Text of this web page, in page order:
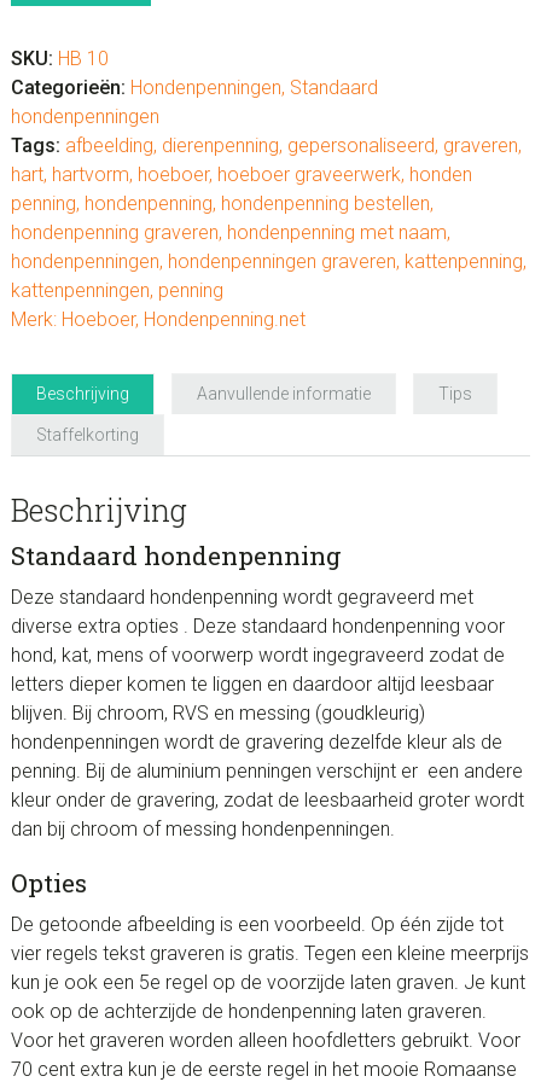
SKU: HB 10
Categorieën: Hondenpenningen, Standaard
hondenpenningen
Tags: afbeelding, dierenpenning, gepersonaliseerd, graveren,
hart, hartvorm, hoeboer, hoeboer graveerwerk, honden
penning, hondenpenning, hondenpenning bestellen,
hondenpenning graveren, hondenpenning met naam,
hondenpenningen, hondenpenningen graveren, kattenpenning,
kattenpenningen, penning
Merk: Hoeboer, Hondenpenning.net
Beschrijving Aanvullende informatie Tips
Staffelkorting
Beschrijving
Standaard hondenpenning
Deze standaard hondenpenning wordt gegraveerd met
diverse extra opties . Deze standaard hondenpenning voor
hond, kat, mens of voorwerp wordt ingegraveerd zodat de
letters dieper komen te liggen en daardoor altijd leesbaar
blijven. Bij chroom, RVS en messing (goudkleurig)
hondenpenningen wordt de gravering dezelfde kleur als de
penning. Bij de aluminium penningen verschijnt er een andere
kleur onder de gravering, zodat de leesbaarheid groter wordt
dan bij chroom of messing hondenpenningen.
Opties
De getoonde afbeelding is een voorbeeld. Op één zijde tot
vier regels tekst graveren is gratis. Tegen een kleine meerprijs
kun je ook een 5e regel op de voorzijde laten graven. Je kunt
ook op de achterzijde de hondenpenning laten graveren.
Voor het graveren worden alleen hoofdletters gebruikt. Voor
70 cent extra kun je de eerste regel in het mooie Romaanse